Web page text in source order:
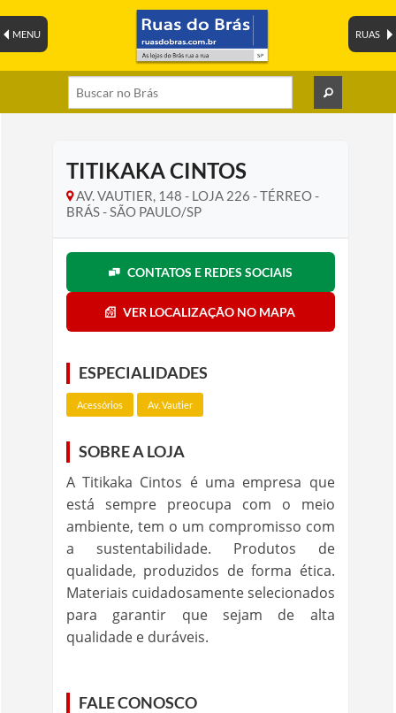
RUAS
MENU
TITIKAKA CINTOS
AV. VAUTIER, 148 - LOJA 226 - TÉRREO -
BRÁS - SÃO PAULO/SP
CONTATOS E REDES SOCIAIS
VER LOCALIZAÇÃO NO MAPA
ESPECIALIDADES
Acessórios Av. Vautier
SOBRE A LOJA
A Titikaka Cintos é uma empresa que
está sempre preocupa com o meio
ambiente, tem o um compromisso com
a sustentabilidade. Produtos de
qualidade, produzidos de forma ética.
Materiais cuidadosamente selecionados
para garantir que sejam de alta
qualidade e duráveis.
FALE CONOSCO